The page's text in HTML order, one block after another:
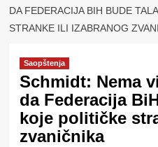
DA FEDERACIJA BIH BUDE
STRANKE ILI IZABRANOG
Saopštenja
Schmidt: Nema
da Federacija
koje političke
zvaničnika